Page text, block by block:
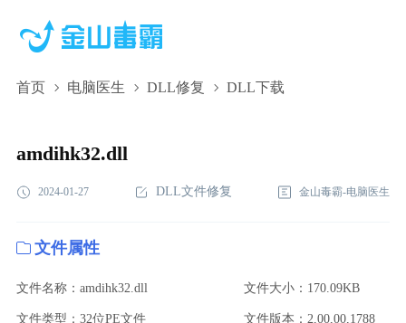
首页 电脑医生 DLL修复 DLL下载
amdihk32.dll,amdihk32.dll下载,amdihk32.dll修复
amdihk32.dll
2024-01-27 DLL文件修复 金山毒霸-电脑医生
文件属性
文件名称：amdihk32.dll 文件大小：170.09KB
文件类型：32位PE文件 文件版本：2,00,00,1788